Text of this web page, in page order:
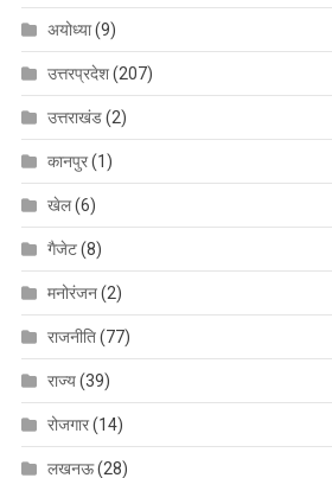
अयोध्या(9)
उत्तरप्रदेश(207)
उत्तराखंड(2)
कानपुर(1)
खेल(6)
गैजेट(8)
मनोरंजन(2)
राजनीति(77)
राज्य(39)
रोजगार(14)
लखनऊ(28)